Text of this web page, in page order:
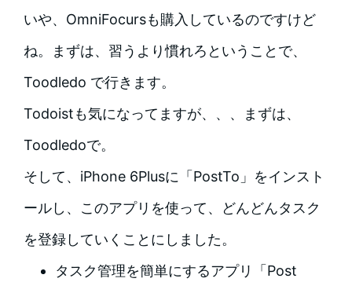
いや、OmniFocursも購入しているのですけど
ね。まずは、習うより慣れろということで、
Toodledo で行きます。
Todoistも気になってますが、、、まずは、
Toodledoで。
そして、iPhone 6Plusに「PostTo」をインスト
ールし、このアプリを使って、どんどんタスク
を登録していくことにしました。
タスク管理を簡単にするアプリ「Post